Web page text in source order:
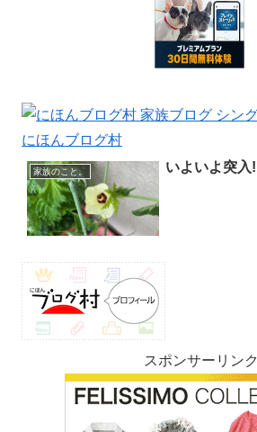
にほんブログ村
家族のこと。 いよいよ突入!
スポンサーリンク